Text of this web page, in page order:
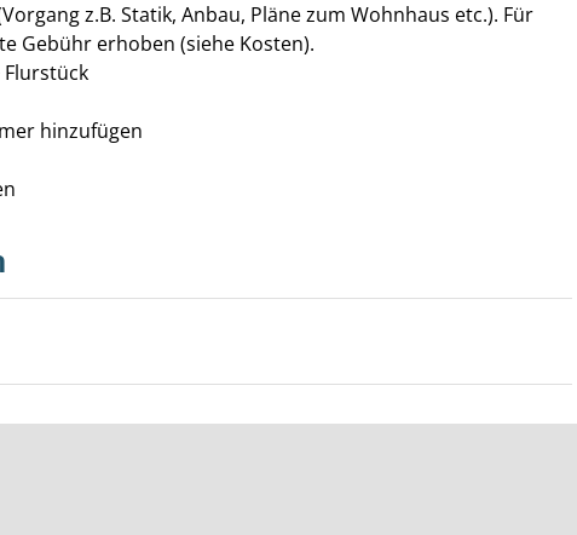
z.B. Statik, Anbau, Pläne zum Wohnhaus etc.). Für
Gebühr erhoben (siehe Kosten).
Flurstück
hinzufügen